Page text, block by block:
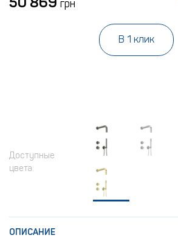
грн
В 1 клик
Доступные
цвета:
ОПИСАНИЕ